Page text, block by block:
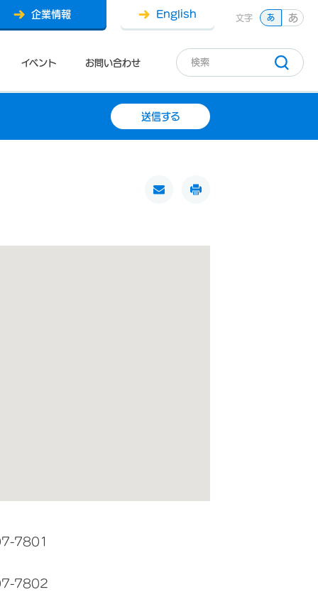
イベント お問い合わせ
企業情報 English 文字 あ あ
送信する
7801
7802